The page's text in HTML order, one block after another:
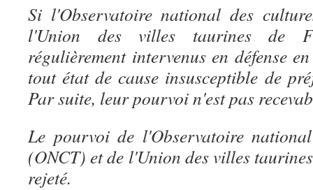
Si l'Observatoire national des
l'Union des villes taurines de
régulièrement intervenus en défense
tout état de cause insusceptible de
Par suite, leur pourvoi n'est pas
Le pourvoi de l'Observatoire
(ONCT) et de l'Union des villes
rejeté.